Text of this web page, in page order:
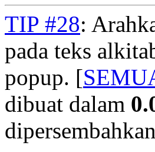
TIP #28:
pada teks
popup. [
dibuat dalam